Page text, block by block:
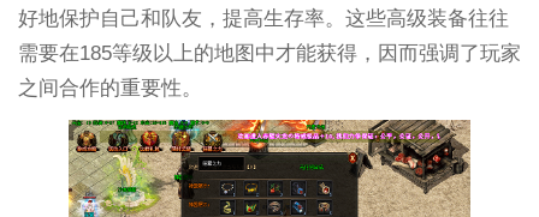
好地保护自己和队友，提高生存率。这些高级装备往往
需要在185等级以上的地图中才能获得，因而强调了玩家
之间合作的重要性。